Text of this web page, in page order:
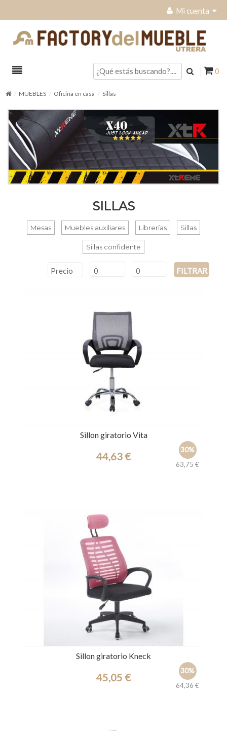
Mi cuenta
0
MUEBLES Oficina en casa Sillas
SILLAS
Mesas Muebles auxiliares Librerías Sillas
Sillas confidente
Precio FILTRAR
Sillon giratorio Vita
30%
63,75 €
44,63 €
Sillon giratorio Kneck
30%
64,36 €
45,05 €